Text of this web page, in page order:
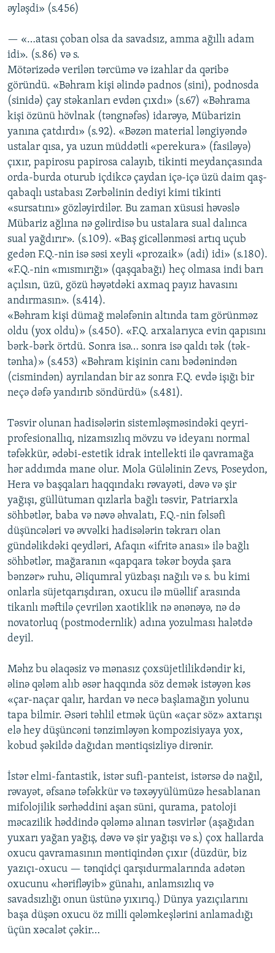
əyləşdi» (s.456)
— «…atası çoban olsa da savadsız, amma ağıllı adam
idi». (s.86) və s.
Mötərizədə verilən tərcümə və izahlar da qəribə
göründü. «Bəhram kişi əlində padnos (sini), podnosda
(sinidə) çay stəkanları evdən çıxdı» (s.67) «Bəhrama
kişi özünü hövlnak (təngnəfəs) idarəyə, Mübarizin
yanına çatdırdı» (s.92). «Bəzən material ləngiyəndə
ustalar qısa, ya uzun müddətli «perekura» (fasiləyə)
çıxır, papirosu papirosa calayıb, tikinti meydançasında
orda-burda oturub içdikcə çaydan içə-içə üzü daim qaş-
qabaqlı ustabası Zərbəlinin dediyi kimi tikinti
«sursatını» gözləyirdilər. Bu zaman xüsusi həvəslə
Mübariz ağlına nə gəlirdisə bu ustalara sual dalınca
sual yağdırır». (s.109). «Baş gicəllənməsi artıq uçub
gedən F.Q.-nin isə səsi xeyli «prozaik» (adi) idi» (s.180).
«F.Q.-nin «mısmırığı» (qaşqabağı) heç olmasa indi barı
açılsın, üzü, gözü həyətdəki axmaq payız havasını
andırmasın». (s.414).
«Bəhram kişi dümağ mələfənin altında tam görünməz
oldu (yox oldu)» (s.450). «F.Q. arxalarıyca evin qapısını
bərk-bərk örtdü. Sonra isə… sonra isə qaldı tək (tək-
tənha)» (s.453) «Bəhram kişinin canı bədənindən
(cismindən) ayrılandan bir az sonra F.Q. evdə işığı bir
neçə dəfə yandırıb söndürdü» (s.481).
Təsvir olunan hadisələrin sistemləşməsindəki qeyri-
profesionallıq, nizamsızlıq mövzu və ideyanı normal
təfəkkür, ədəbi-estetik idrak intellekti ilə qavramağa
hər addımda mane olur. Mola Güləlinin Zevs, Poseydon,
Hera və başqaları haqqındakı rəvayəti, dəvə və şir
yağışı, güllütuman qızlarla bağlı təsvir, Patriarxla
söhbətlər, baba və nəvə əhvalatı, F.Q.-nin fəlsəfi
düşüncələri və əvvəlki hadisələrin təkrarı olan
gündəlikdəki qeydləri, Afaqın «ifritə anası» ilə bağlı
söhbətlər, mağaranın «qapqara təkər boyda şara
bənzər» ruhu, Əliqumral yüzbaşı nağılı və s. bu kimi
onlarla süjetqarışdıran, oxucu ilə müəllif arasında
tikanlı məftilə çevrilən xaotiklik nə ənənəyə, nə də
novatorluq (postmodernlik) adına yozulması halətdə
deyil.
Məhz bu əlaqəsiz və mənasız çoxsüjetlilikdəndir ki,
əlinə qələm alıb əsər haqqında söz demək istəyən kəs
«çar-naçar qalır, hardan və necə başlamağın yolunu
tapa bilmir. Əsəri təhlil etmək üçün «açar söz» axtarışı
elə hey düşüncəni tənzimləyən kompozisiyaya yox,
kobud şəkildə dağıdan məntiqsizliyə dirənir.
İstər elmi-fantastik, istər sufi-panteist, istərsə də nağıl,
rəvayət, əfsanə təfəkkür və təxəyyülümüzə hesablanan
mifolojilik sərhəddini aşan süni, qurama, patoloji
məcazilik həddində qələmə alınan təsvirlər (aşağıdan
yuxarı yağan yağış, dəvə və şir yağışı və s.) çox hallarda
oxucu qavramasının məntiqindən çıxır (düzdür, biz
yazıçı-oxucu — tənqidçi qarşıdurmalarında adətən
oxucunu «hərifləyib» günahı, anlamsızlıq və
savadsızlığı onun üstünə yıxırıq.) Dünya yazıçılarını
başa düşən oxucu öz milli qələmkeşlərini anlamadığı
üçün xəcalət çəkir…